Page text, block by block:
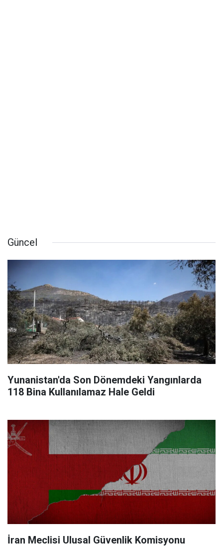
Güncel
Yunanistan'da Son Dönemdeki Yangınlarda
118 Bina Kullanılamaz Hale Geldi
İran Meclisi Ulusal Güvenlik Komisyonu